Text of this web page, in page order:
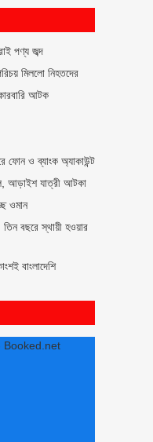
পণ্য জব্দ
মিললো নিহতদের
আটক
ফোন ও ব্যাংক অ্যাকাউন্ট
আড়াইশ যাত্রী আটকা
ওমান
তিন বছরে স্থায়ী হওয়ার
বাংলাদেশি